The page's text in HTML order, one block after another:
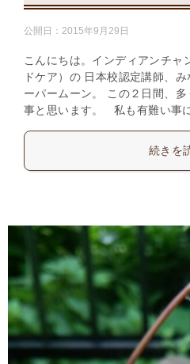
公開日： 2015年9月29日
こんにちは。インディアンチャ
ドケア）の 日本校認定講師、
ーパームーン。 この２日間、
事と思います。 私も有難い事
続きを